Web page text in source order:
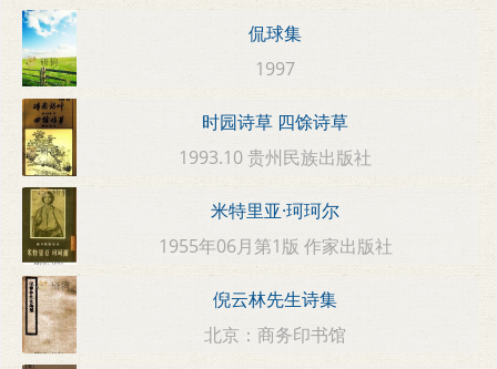
侃球集
1997
时园诗草 四馀诗草
1993.10 贵州民族出版社
米特里亚·珂珂尔
1955年06月第1版 作家出版社
倪云林先生诗集
北京：商务印书馆